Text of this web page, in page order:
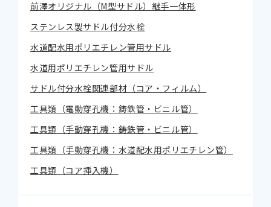
前澤オリジナル（M型サドル）継手一体形
ステンレス製サドル付分水栓
水道配水用ポリエチレン管用サドル
水道用ポリエチレン管用サドル
サドル付分水栓関連部材（コア・フィルム）
工具類（電動穿孔機：鋳鉄管・ビニル管）
工具類（手動穿孔機：鋳鉄管・ビニル管）
工具類（手動穿孔機：水道配水用ポリエチレン管）
工具類（コア挿入機）